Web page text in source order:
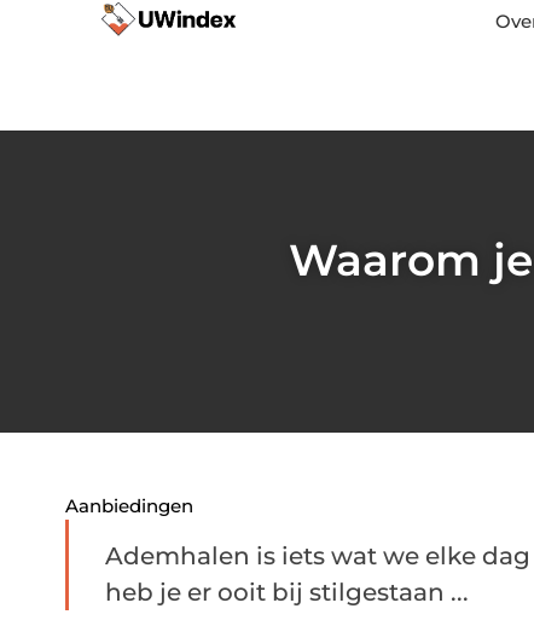
Waarom
Aanbiedingen
Ademhalen is iets wat we elke
heb je er ooit bij stilgestaan ...